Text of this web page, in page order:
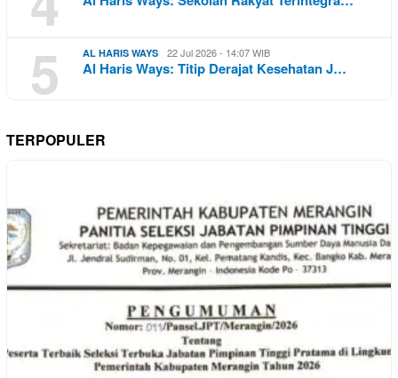
5 AL HARIS WAYS 22 Jul 2026 - 14:07 WIB
Al Haris Ways: Titip Derajat Kesehatan J…
TERPOPULER